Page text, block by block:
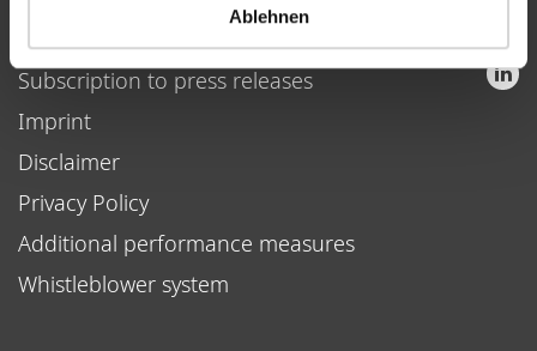
Ablehnen
Subscription to press releases
Imprint
Disclaimer
Privacy Policy
Additional performance measures
Whistleblower system